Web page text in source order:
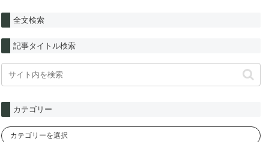
全文検索
記事タイトル検索
カテゴリー